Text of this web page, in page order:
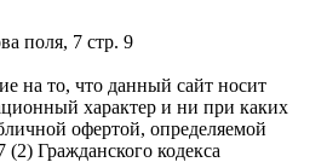
поля, 7 стр. 9
на то, что данный сайт носит
характер и ни при каких
офертой, определяемой
Гражданского кодекса